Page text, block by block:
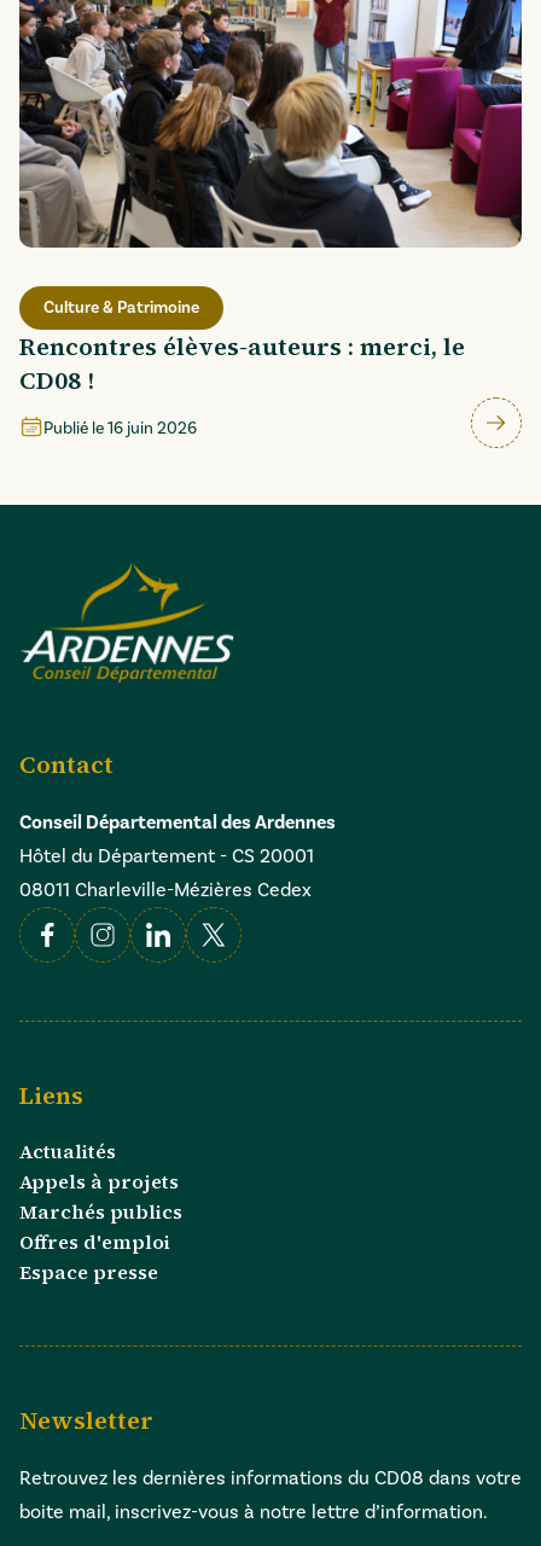
Culture & Patrimoine
Rencontres élèves-auteurs : merci, le
CD08 !
Publié le16 juin 2026
Contact
Conseil Départemental des Ardennes
Hôtel du Département - CS 20001
08011 Charleville-Mézières Cedex
FacebookInstagramLinkedin
X
Liens
Actualités
Appels à projets
Marchés publics
Offres d'emploi
Espace presse
Newsletter
Retrouvez les dernières informations du CD08 dans votre
boite mail, inscrivez-vous à notre lettre d’information.